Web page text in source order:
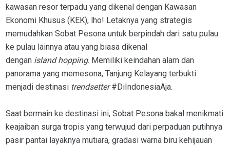
kawasan resor terpadu yang dikenal dengan Kawasan
Ekonomi Khusus (KEK), lho! Letaknya yang strategis
memudahkan Sobat Pesona untuk berpindah dari satu pulau
ke pulau lainnya atau yang biasa dikenal
dengan island hopping. Memiliki keindahan alam dan
panorama yang memesona, Tanjung Kelayang terbukti
menjadi destinasi trendsetter#DiIndonesiaAja.
Saat bermain ke destinasi ini, Sobat Pesona bakal menikmati
keajaiban surga tropis yang terwujud dari perpaduan putihnya
pasir pantai layaknya mutiara, gradasi warna biru kehijauan